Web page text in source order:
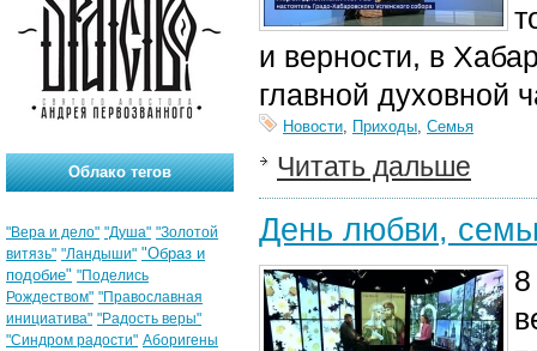
и верности, в
главной духовной
Новости, Приходы, Семья
Читать дальше
День любви,
Облако тегов
"Вера и дело" "Душа" "Золотой
витязь" "Ландыши" "Образ и
подобие" "Поделись
Рождеством" "Православная
инициатива" "Радость веры"
"Синдром радости" Аборигены